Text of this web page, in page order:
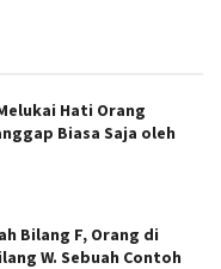
Hati Orang
Biasa Saja oleh
Bilang F, Orang di
W. Sebuah Contoh